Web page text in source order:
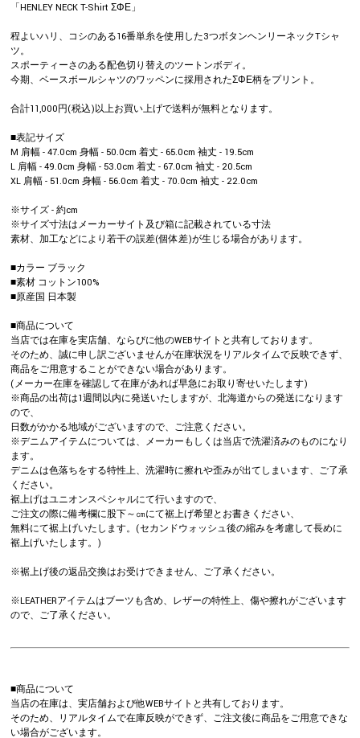
「HENLEY NECK T-Shirt ΣΦΕ」
程よいハリ、コシのある16番単糸を使用した3つボタンヘンリーネックTシャ
ツ。
スポーティーさのある配色切り替えのツートンボディ。
今期、ベースボールシャツのワッペンに採用されたΣΦΕ柄をプリント。
合計11,000円(税込)以上お買い上げで送料が無料となります。
■表記サイズ
M 肩幅 - 47.0cm 身幅 - 50.0cm 着丈 - 65.0cm 袖丈 - 19.5cm
L 肩幅 - 49.0cm 身幅 - 53.0cm 着丈 - 67.0cm 袖丈 - 20.5cm
XL 肩幅 - 51.0cm 身幅 - 56.0cm 着丈 - 70.0cm 袖丈 - 22.0cm
※サイズ - 約cm
※サイズ寸法はメーカーサイト及び箱に記載されている寸法
素材、加工などにより若干の誤差(個体差)が生じる場合があります。
■カラー ブラック
■素材 コットン100%
■原産国 日本製
■商品について
当店では在庫を実店舗、ならびに他のWEBサイトと共有しております。
そのため、誠に申し訳ございませんが在庫状況をリアルタイムで反映できず、
商品をご用意することができない場合があります。
(メーカー在庫を確認して在庫があれば早急にお取り寄せいたします)
※商品の出荷は1週間以内に発送いたしますが、北海道からの発送になります
ので、
日数がかかる地域がございますので、ご注意ください。
※デニムアイテムについては、メーカーもしくは当店で洗濯済みのものになり
ます。
デニムは色落ちをする特性上、洗濯時に擦れや歪みが出てしまいます、ご了承
ください。
裾上げはユニオンスペシャルにて行いますので、
ご注文の際に備考欄に股下～㎝にて裾上げ希望とお書きください、
無料にて裾上げいたします。(セカンドウォッシュ後の縮みを考慮して長めに
裾上げいたします。)
※裾上げ後の返品交換はお受けできません、ご了承ください。
※LEATHERアイテムはブーツも含め、レザーの特性上、傷や擦れがございます
ので、ご了承ください。
■商品について
当店の在庫は、実店舗および他WEBサイトと共有しております。
そのため、リアルタイムで在庫反映ができず、ご注文後に商品をご用意できな
い場合がございます。